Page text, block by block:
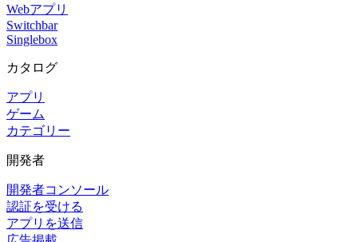
Webアプリ
Switchbar
Singlebox
カタログ
アプリ
ゲーム
カテゴリー
開発者
開発者コンソール
認証を受ける
アプリを送信